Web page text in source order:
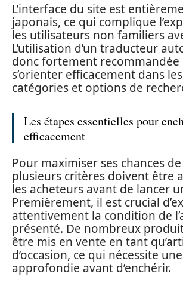
L’interface du site est
japonais, ce qui complique
les utilisateurs non familiers
L’utilisation d’un traducteur
donc fortement
s’orienter efficacement dans
catégories et options de
Les étapes essentielles pour
efficacement
Pour maximiser ses chances
plusieurs critères doivent être
les acheteurs avant de lancer
Premièrement, il est crucial
attentivement la condition de
présenté. De nombreux
être mis en vente en tant
d’occasion, ce qui nécessite
approfondie avant d’enchérir.